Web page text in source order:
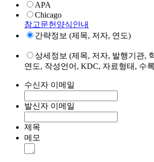
APA
Chicago
참고문헌양식안내
간략정보 (제목, 저자, 연도)
상세정보 (제목, 저자, 발행기관,
연도, 작성언어, KDC, 자료형태, 수
수신자 이메일
발신자 이메일
제목
메모